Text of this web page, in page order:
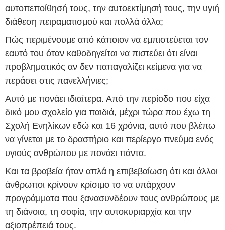
αυτοπεποίθησή τους, την αυτοεκτίμησή τους, την υγιή
διάθεση πειραματισμού και πολλά άλλα;
Πώς περιμένουμε από κάποιον να εμπιστεύεται τον
εαυτό του όταν καθοδηγείται να πιστεύει ότι είναι
προβληματικός αν δεν παπαγαλίζει κείμενα για να
περάσει στις πανελλήνιες;
Αυτό με πονάει ιδιαίτερα. Από την περίοδο που είχα
δικό μου σχολείο για παιδιά, μέχρι τώρα που έχω τη
Σχολή Ενηλίκων εδώ και 16 χρόνια, αυτό που βλέπω
να γίνεται με το δραστήριο και περίεργο πνεύμα ενός
υγιούς ανθρώπου με πονάει πάντα.
Και τα βραβεία ήταν απλά η επιβεβαίωση ότι και άλλοι
άνθρωποι κρίνουν κρίσιμο το να υπάρχουν
προγράμματα που ξανασυνδέουν τους ανθρώπους με
τη διάνοια, τη σοφία, την αυτοκυριαρχία και την
αξιοπρέπειά τους.